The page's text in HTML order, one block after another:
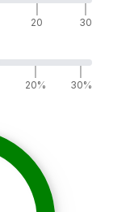
20
30
20%
30%